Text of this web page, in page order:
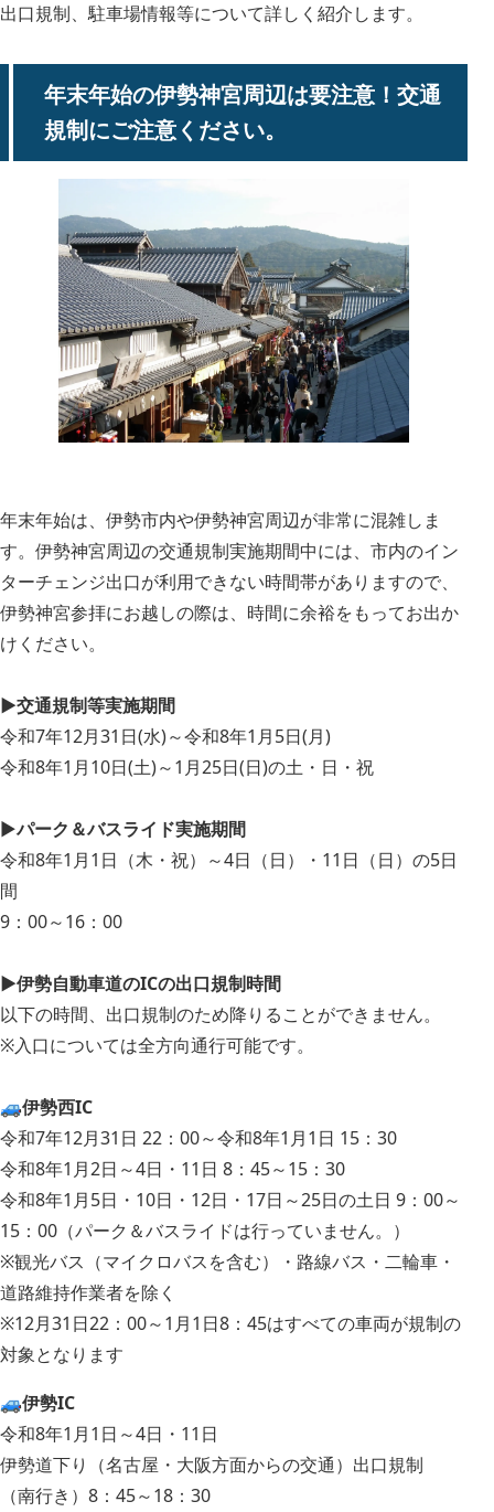
出口規制、駐車場情報等について詳しく紹介します。
年末年始の伊勢神宮周辺は要注意！交通
規制にご注意ください。
年末年始は、伊勢市内や伊勢神宮周辺が非常に混雑しま
す。伊勢神宮周辺の交通規制実施期間中には、市内のイン
ターチェンジ出口が利用できない時間帯がありますので、
伊勢神宮参拝にお越しの際は、時間に余裕をもってお出か
けください。
▶交通規制等実施期間
令和7年12月31日(水)～令和8年1月5日(月)
令和8年1月10日(土)～1月25日(日)の土・日・祝
▶パーク＆バスライド実施期間
令和8年1月1日（木・祝）～4日（日）・11日（日）の5日
間
9：00～16：00
▶伊勢自動車道のICの出口規制時間
以下の時間、出口規制のため降りることができません。
※入口については全方向通行可能です。
🚙伊勢西IC
令和7年12月31日 22：00～令和8年1月1日 15：30
令和8年1月2日～4日・11日 8：45～15：30
令和8年1月5日・10日・12日・17日～25日の土日 9：00～
15：00（パーク＆バスライドは行っていません。）
※観光バス（マイクロバスを含む）・路線バス・二輪車・
道路維持作業者を除く
※12月31日22：00～1月1日8：45はすべての車両が規制の
対象となります
🚙伊勢IC
令和8年1月1日～4日・11日
伊勢道下り（名古屋・大阪方面からの交通）出口規制
（南行き）8：45～18：30